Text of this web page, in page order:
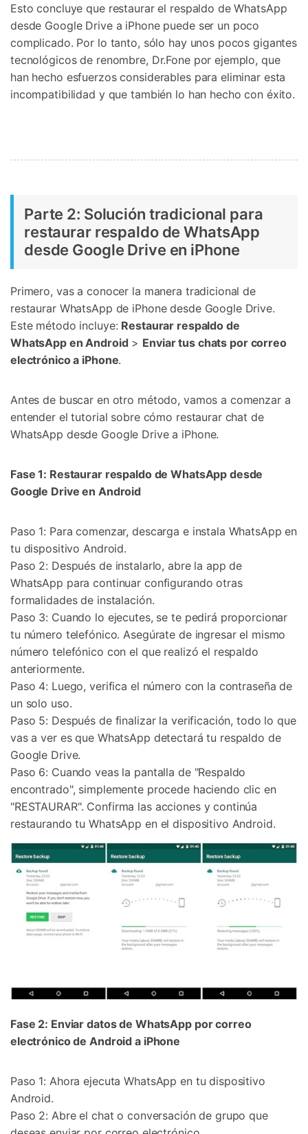
Esto concluye que restaurar el respaldo de WhatsApp
desde Google Drive a iPhone puede ser un poco
complicado. Por lo tanto, sólo hay unos pocos gigantes
tecnológicos de renombre, Dr.Fone por ejemplo, que
han hecho esfuerzos considerables para eliminar esta
incompatibilidad y que también lo han hecho con éxito.
Parte 2: Solución tradicional para
restaurar respaldo de WhatsApp
desde Google Drive en iPhone
Primero, vas a conocer la manera tradicional de
restaurar WhatsApp de iPhone desde Google Drive.
Este método incluye: Restaurar respaldo de
WhatsApp en Android > Enviar tus chats por correo
electrónico a iPhone.
Antes de buscar en otro método, vamos a comenzar a
entender el tutorial sobre cómo restaurar chat de
WhatsApp desde Google Drive a iPhone.
Fase 1: Restaurar respaldo de WhatsApp desde
Google Drive en Android
Paso 1: Para comenzar, descarga e instala WhatsApp en
tu dispositivo Android.
Paso 2: Después de instalarlo, abre la app de
WhatsApp para continuar configurando otras
formalidades de instalación.
Paso 3: Cuando lo ejecutes, se te pedirá proporcionar
tu número telefónico. Asegúrate de ingresar el mismo
número telefónico con el que realizó el respaldo
anteriormente.
Paso 4: Luego, verifica el número con la contraseña de
un solo uso.
Paso 5: Después de finalizar la verificación, todo lo que
vas a ver es que WhatsApp detectará tu respaldo de
Google Drive.
Paso 6: Cuando veas la pantalla de "Respaldo
encontrado", simplemente procede haciendo clic en
"RESTAURAR". Confirma las acciones y continúa
restaurando tu WhatsApp en el dispositivo Android.
Fase 2: Enviar datos de WhatsApp por correo
electrónico de Android a iPhone
Paso 1: Ahora ejecuta WhatsApp en tu dispositivo
Android.
Paso 2: Abre el chat o conversación de grupo que